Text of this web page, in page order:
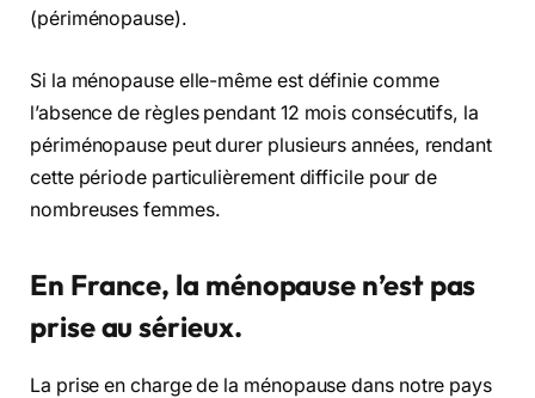
(périménopause).
Si la ménopause elle-même est définie comme
l’absence de règles pendant 12 mois consécutifs, la
périménopause peut durer plusieurs années, rendant
cette période particulièrement difficile pour de
nombreuses femmes.
En France, la ménopause n’est pas
prise au sérieux.
La prise en charge de la ménopause dans notre pays